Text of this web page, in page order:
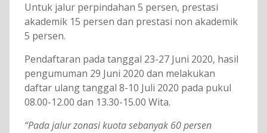
Untuk jalur perpindahan 5 persen, prestasi
akademik 15 persen dan prestasi non akademik
5 persen.
Pendaftaran pada tanggal 23-27 Juni 2020, hasil
pengumuman 29 Juni 2020 dan melakukan
daftar ulang tanggal 8-10 Juli 2020 pada pukul
08.00-12.00 dan 13.30-15.00 Wita.
“Pada jalur zonasi kuota sebanyak 60 persen